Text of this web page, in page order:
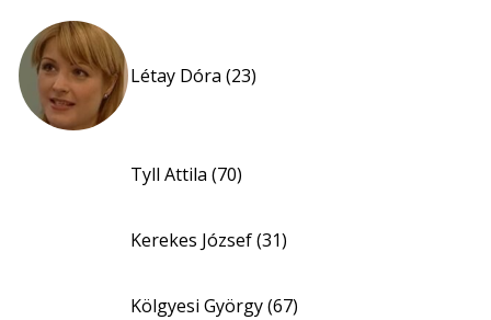
Létay Dóra (23)
Tyll Attila (70)
Kerekes József (31)
Kölgyesi György (67)